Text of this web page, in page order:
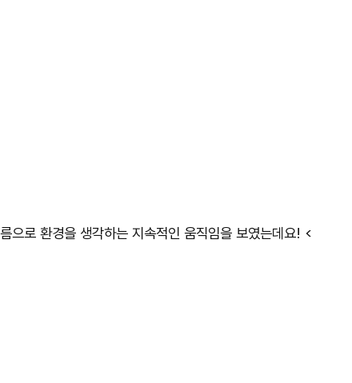
으로 환경을 생각하는 지속적인 움직임을 보였는데요! <